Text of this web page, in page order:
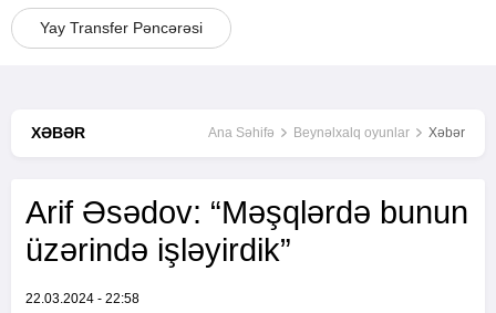
Yay Transfer Pəncərəsi
XƏBƏR Ana Səhifə Beynəlxalq oyunlar Xəbər
Arif Əsədov: “Məşqlərdə bunun
üzərində işləyirdik”
22.03.2024 - 22:58